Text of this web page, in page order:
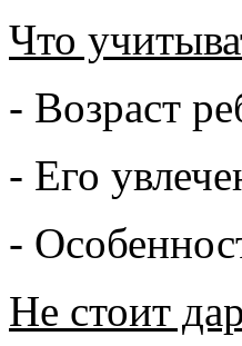
Что
- Возраст
- Его
-
Не стоит